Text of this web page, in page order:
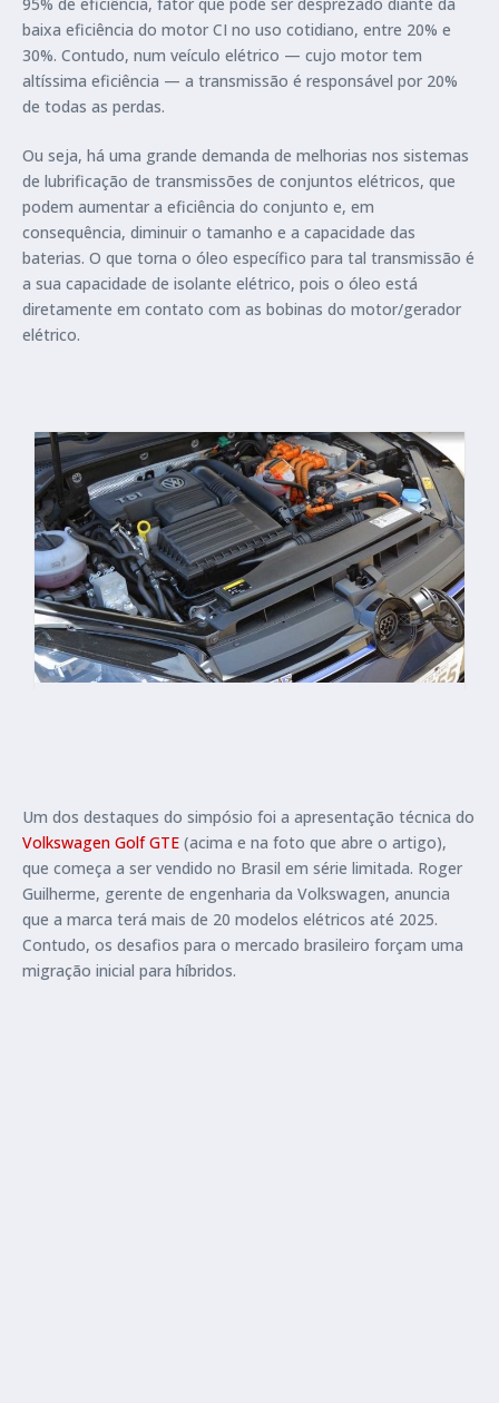
baixa eficiência do motor CI no uso cotidiano, entre 20% e
30%. Contudo, num veículo elétrico — cujo motor tem
altíssima eficiência — a transmissão é responsável por 20%
de todas as perdas.
Ou seja, há uma grande demanda de melhorias nos sistemas
de lubrificação de transmissões de conjuntos elétricos, que
podem aumentar a eficiência do conjunto e, em
consequência, diminuir o tamanho e a capacidade das
baterias. O que torna o óleo específico para tal transmissão é
a sua capacidade de isolante elétrico, pois o óleo está
diretamente em contato com as bobinas do motor/gerador
elétrico.
Um dos destaques do simpósio foi a apresentação técnica do
Volkswagen Golf GTE (acima e na foto que abre o artigo),
que começa a ser vendido no Brasil em série limitada. Roger
Guilherme, gerente de engenharia da Volkswagen, anuncia
que a marca terá mais de 20 modelos elétricos até 2025.
Contudo, os desafios para o mercado brasileiro forçam uma
migração inicial para híbridos.